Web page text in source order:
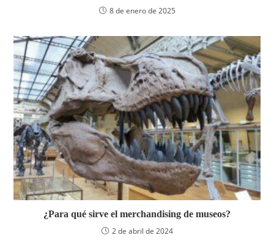
8 de enero de 2025
¿Para qué sirve el merchandising de museos?
2 de abril de 2024